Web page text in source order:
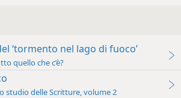
‘tormento nel lago di fuoco’
quello che c’è?
studio delle Scritture, volume 2